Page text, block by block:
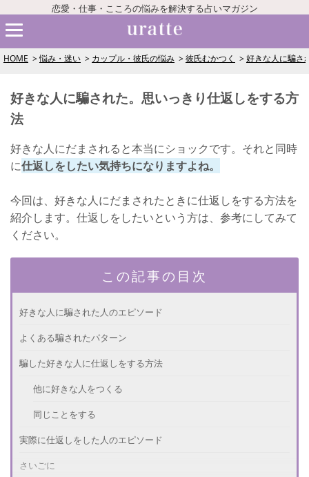
恋愛・仕事・こころの悩みを解決する占いマガジン
HOME 悩み・迷い カップル・彼氏の悩み 彼氏むかつく 好きな人に騙さ
好きな人に騙された。思いっきり仕返しをする方
法
好きな人にだまされると本当にショックです。それと同時
に仕返しをしたい気持ちになりますよね。
今回は、好きな人にだまされたときに仕返しをする方法を
紹介します。仕返しをしたいという方は、参考にしてみて
ください。
この記事の目次
好きな人に騙された人のエピソード
よくある騙されたパターン
騙した好きな人に仕返しをする方法
他に好きな人をつくる
同じことをする
実際に仕返しをした人のエピソード
さいごに